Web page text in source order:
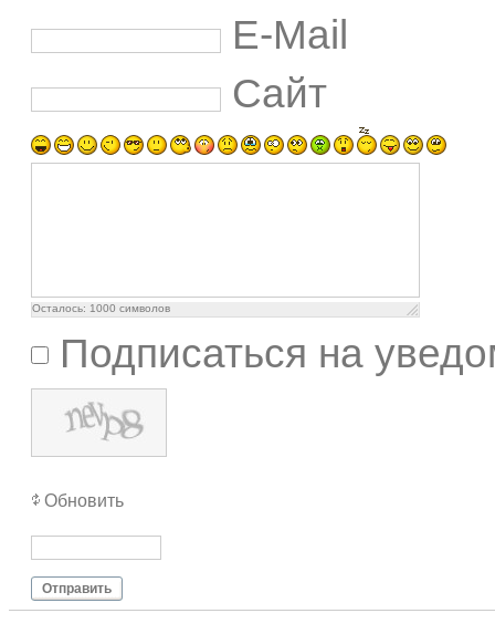
E-Mail
Сайт
Осталось: 1000 символов
Подписаться на
Обновить
Отправить